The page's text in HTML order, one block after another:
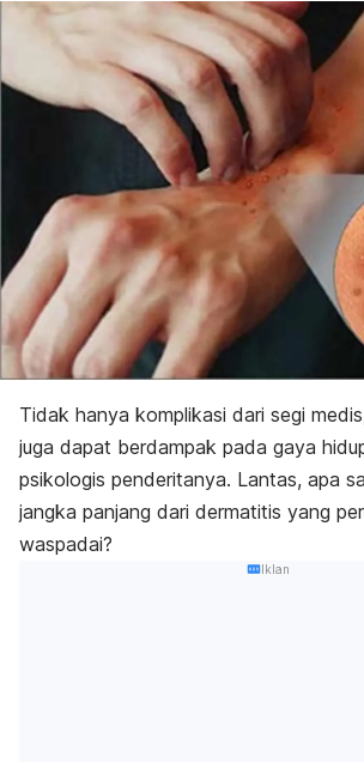
Tidak hanya komplikasi dari segi
juga dapat berdampak pada gaya
psikologis penderitanya. Lantas, apa
jangka panjang dari dermatitis yang
waspadai?
Iklan